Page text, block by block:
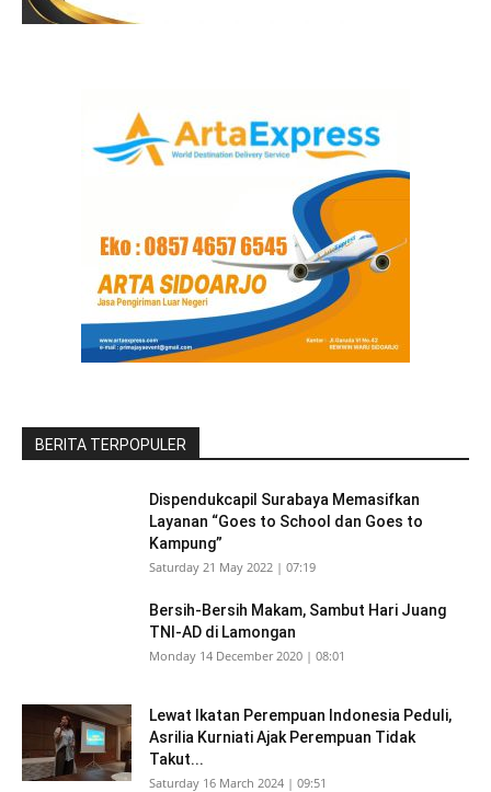
BERITA TERPOPULER
Dispendukcapil Surabaya Memasifkan
Layanan “Goes to School dan Goes to
Kampung”
Saturday 21 May 2022 | 07:19
Bersih-Bersih Makam, Sambut Hari Juang
TNI-AD di Lamongan
Monday 14 December 2020 | 08:01
Lewat Ikatan Perempuan Indonesia Peduli,
Asrilia Kurniati Ajak Perempuan Tidak
Takut...
Saturday 16 March 2024 | 09:51